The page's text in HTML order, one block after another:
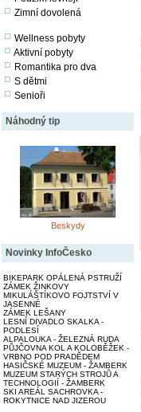
Zimní dovolená
Wellness pobyty
Aktivní pobyty
Romantika pro dva
S dětmi
Senioři
Náhodný tip
Beskydy
Novinky InfoČesko
BIKEPARK OPÁLENÁ PSTRUŽÍ
ZÁMEK ŽINKOVY
MIKULÁŠTÍKOVO FOJTSTVÍ V
JASENNÉ
ZÁMEK LEŠANY
LESNÍ DIVADLO SKALKA -
PODLESÍ
ALPALOUKA - ŽELEZNÁ RUDA
PŮJČOVNA KOL A KOLOBĚŽEK -
VRBNO POD PRADĚDEM
HASIČSKÉ MUZEUM - ŽAMBERK
MUZEUM STARÝCH STROJŮ A
TECHNOLOGIÍ - ŽAMBERK
SKI AREÁL SACHROVKA -
ROKYTNICE NAD JIZEROU